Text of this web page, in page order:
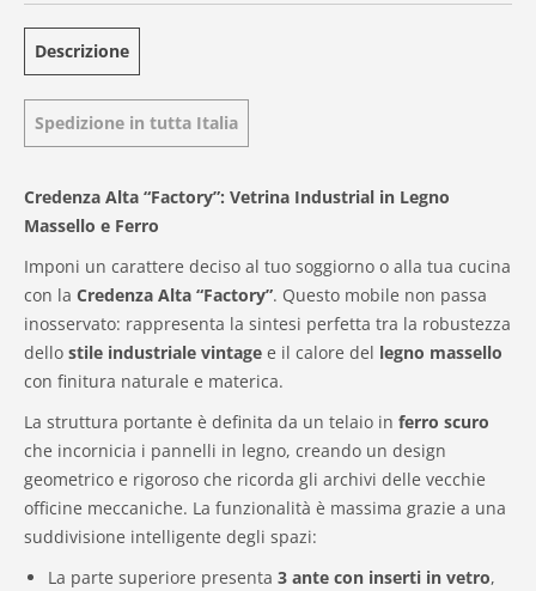
Descrizione
Spedizione in tutta Italia
Credenza Alta “Factory”: Vetrina Industrial in Legno
Massello e Ferro
Imponi un carattere deciso al tuo soggiorno o alla tua cucina
con la Credenza Alta “Factory”. Questo mobile non passa
inosservato: rappresenta la sintesi perfetta tra la robustezza
dello stile industriale vintage e il calore del legno massello
con finitura naturale e materica.
La struttura portante è definita da un telaio in ferro scuro
che incornicia i pannelli in legno, creando un design
geometrico e rigoroso che ricorda gli archivi delle vecchie
officine meccaniche. La funzionalità è massima grazie a una
suddivisione intelligente degli spazi:
La parte superiore presenta 3 ante con inserti in vetro,